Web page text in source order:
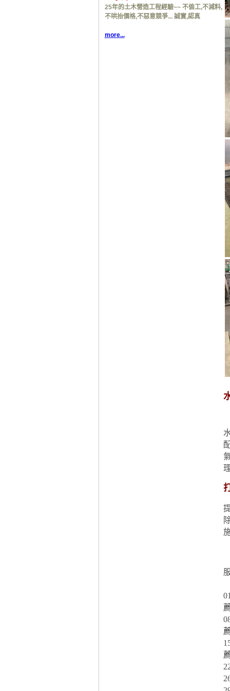
25年的土木營造工程經驗~~ 不偷工,不減料,
不哄抬價格,不惡意競爭... 誠實,認真
more...